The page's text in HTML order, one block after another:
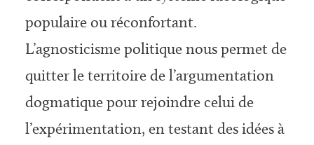
populaire ou réconfortant.
L’agnosticisme politique nous permet de
quitter le territoire de l’argumentation
dogmatique pour rejoindre celui de
l’expérimentation, en testant des idées à